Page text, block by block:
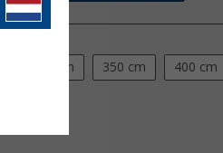
300 cm 350 cm 400 cm